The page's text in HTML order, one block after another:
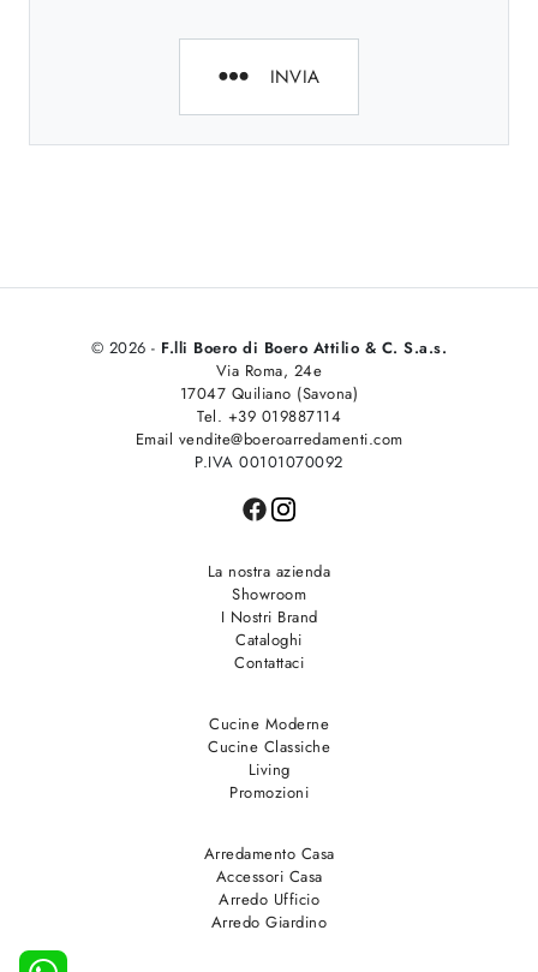
INVIA
© 2026 - F.lli Boero di Boero Attilio & C. S.a.s.
Via Roma, 24e
17047 Quiliano (Savona)
Tel. +39 019887114
Email vendite@boeroarredamenti.com
P.IVA 00101070092
La nostra azienda
Showroom
I Nostri Brand
Cataloghi
Contattaci
Cucine Moderne
Cucine Classiche
Living
Promozioni
Arredamento Casa
Accessori Casa
Arredo Ufficio
Arredo Giardino